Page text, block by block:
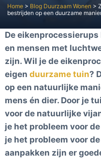
Home > Blog Duurzaam Wonen >
bestrijden op een duurzame
De
en mensen met
zijn. Wil je de
eigen duurzame tuin?
op een natuurlijke
mens én dier. Door je
voor de natuurlijke
je het probleem voor
je het probleem voor
aanpakken zijn er